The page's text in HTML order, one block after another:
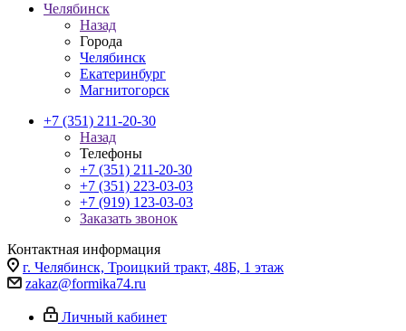
Челябинск
Назад
Города
Челябинск
Екатеринбург
Магнитогорск
+7 (351) 211-20-30
Назад
Телефоны
+7 (351) 211-20-30
+7 (351) 223-03-03
+7 (919) 123-03-03
Заказать звонок
Контактная информация
г. Челябинск, Троицкий тракт, 48Б, 1 этаж
zakaz@formika74.ru
Личный кабинет